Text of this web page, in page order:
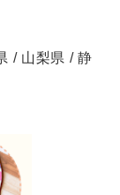
/ 山梨県 / 静